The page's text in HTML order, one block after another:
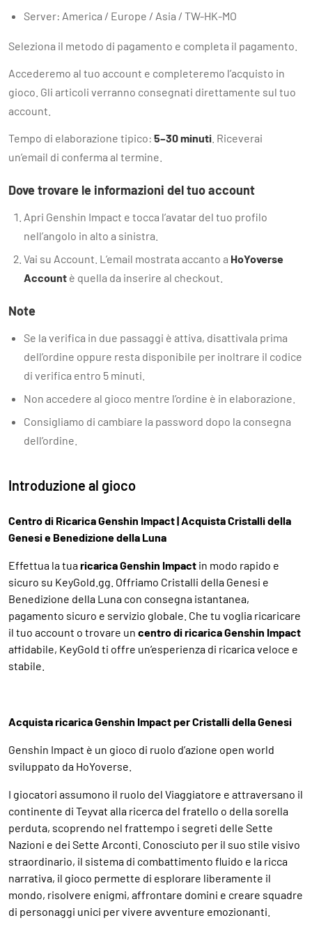
Server: America / Europe / Asia / TW-HK-MO
Seleziona il metodo di pagamento e completa il pagamento.
Accederemo al tuo account e completeremo l’acquisto in
gioco. Gli articoli verranno consegnati direttamente sul tuo
account.
Tempo di elaborazione tipico: 5–30 minuti . Riceverai
un’email di conferma al termine.
Dove trovare le informazioni del tuo account
Apri Genshin Impact e tocca l’avatar del tuo profilo
nell’angolo in alto a sinistra.
Vai su Account. L’email mostrata accanto a HoYoverse
Account è quella da inserire al checkout.
Note
Se la verifica in due passaggi è attiva, disattivala prima
dell’ordine oppure resta disponibile per inoltrare il codice
di verifica entro 5 minuti.
Non accedere al gioco mentre l’ordine è in elaborazione.
Consigliamo di cambiare la password dopo la consegna
dell’ordine.
Introduzione al gioco
Centro di Ricarica Genshin Impact | Acquista Cristalli della
Genesi e Benedizione della Luna
Effettua la tuaricarica Genshin Impact in modo rapido e
sicuro su KeyGold.gg. Offriamo Cristalli della Genesi e
Benedizione della Luna con consegna istantanea,
pagamento sicuro e servizio globale. Che tu voglia ricaricare
il tuo account o trovare un centro di ricarica Genshin Impact
affidabile, KeyGold ti offre un’esperienza di ricarica veloce e
stabile.
Acquista ricarica Genshin Impact per Cristalli della Genesi
Genshin Impact è un gioco di ruolo d’azione open world
sviluppato da HoYoverse.
I giocatori assumono il ruolo del Viaggiatore e attraversano il
continente di Teyvat alla ricerca del fratello o della sorella
perduta, scoprendo nel frattempo i segreti delle Sette
Nazioni e dei Sette Arconti. Conosciuto per il suo stile visivo
straordinario, il sistema di combattimento fluido e la ricca
narrativa, il gioco permette di esplorare liberamente il
mondo, risolvere enigmi, affrontare domini e creare squadre
di personaggi unici per vivere avventure emozionanti.